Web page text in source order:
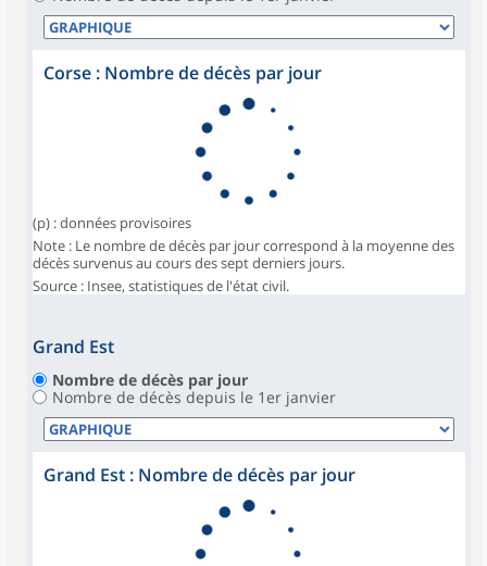
Corse : Nombre de décès par jour
(p) : données provisoires
Note : Le nombre de décès par jour correspond à la moyenne des
décès survenus au cours des sept derniers jours.
Source : Insee, statistiques de l'état civil.
Grand Est
Nombre de décès par jour
Nombre de décès depuis le 1er janvier
Grand Est : Nombre de décès par jour